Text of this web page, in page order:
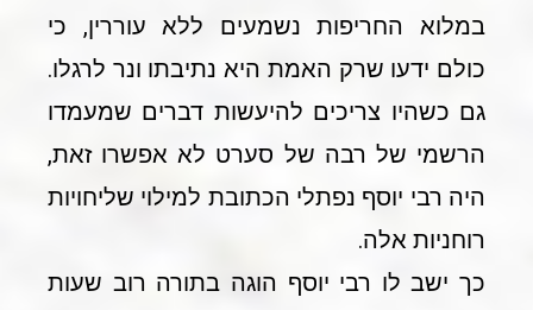
במלוא החריפות נשמעים ללא עוררין, כי
כולם ידעו שרק האמת היא נתיבתו ונר לרגלו.
גם כשהיו צריכים להיעשות דברים שמעמדו
הרשמי של רבה של סערט לא אפשרו זאת,
היה רבי יוסף נפתלי הכתובת למילוי שליחויות
רוחניות אלה.
כך ישב לו רבי יוסף הוגה בתורה רוב שעות